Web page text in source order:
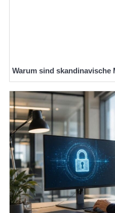
Warum sind skandinavische